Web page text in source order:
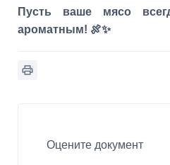
Пусть ваше мясо
ароматным! 🍖✨
Оцените документ